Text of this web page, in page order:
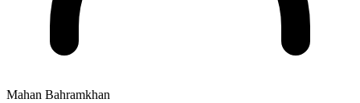
Mahan Bahramkhan